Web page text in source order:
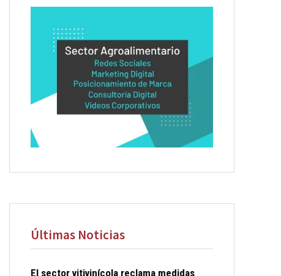
Últimas Noticias
El sector vitivinícola reclama medidas